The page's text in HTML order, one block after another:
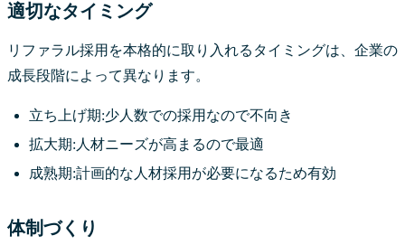
適切なタイミング
リファラル採用を本格的に取り入れるタイミングは、企業の
成長段階によって異なります。
立ち上げ期:少人数での採用なので不向き
拡大期:人材ニーズが高まるので最適
成熟期:計画的な人材採用が必要になるため有効
体制づくり